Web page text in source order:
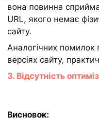
вона повинна
URL, якого немає
сайту.
Аналогічних помилок
версіях сайту,
3. Відсутність
Висновок: